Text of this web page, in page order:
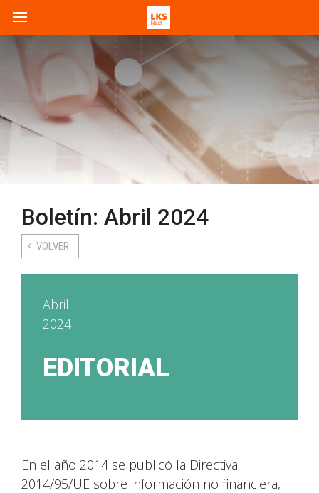
Boletín: Abril 2024
VOLVER
Abril
2024
EDITORIAL
En el año 2014 se publicó la Directiva
2014/95/UE sobre información no financiera,